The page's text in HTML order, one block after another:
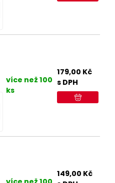
více než 100
ks
179,00 Kč
s DPH
149,00 Kč